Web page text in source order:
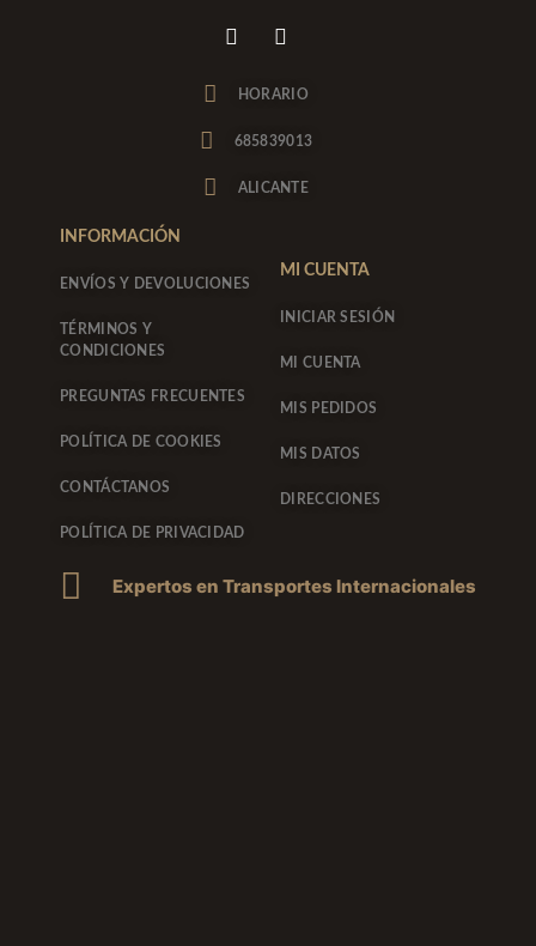
I
n
g
r
m
F
a
e
o
o
k
-
HORARIO
685839013
ALICANTE
INFORMACIÓN
ENVÍOS Y DEVOLUCIONES
TÉRMINOS Y
CONDICIONES
PREGUNTAS FRECUENTES
POLÍTICA DE COOKIES
CONTÁCTANOS
POLÍTICA DE PRIVACIDAD
MI CUENTA
INICIAR SESIÓN
MI CUENTA
MIS PEDIDOS
MIS DATOS
DIRECCIONES
Expertos en Transportes Internacionales